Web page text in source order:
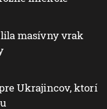
masívny vrak
Ukrajincov, ktorí